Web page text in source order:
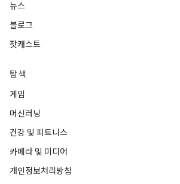
뉴스
블로그
팟캐스트
탐색
게임
머신러닝
건강 및 피트니스
카메라 및 미디어
개인정보처리방침